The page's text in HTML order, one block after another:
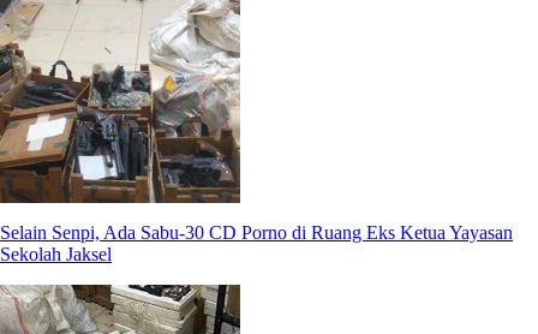
Selain Senpi, Ada Sabu-30 CD Porno di Ruang Eks Ketua Yayasan
Sekolah Jaksel